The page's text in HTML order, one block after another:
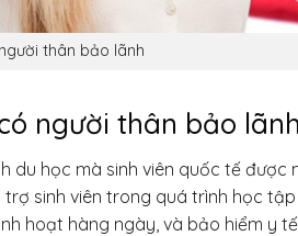
thân bảo lãnh
người thân bảo lãnh
du học mà sinh viên quốc tế được
sinh viên trong quá trình học
hoạt hàng ngày, và bảo hiểm y